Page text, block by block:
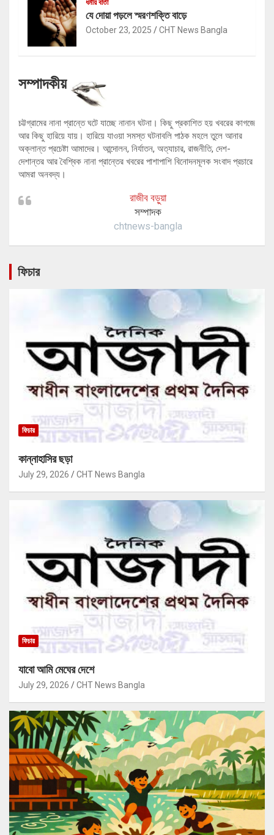
ধর্মীয় বার্তা
যে দোয়া পড়লে স্মরণশক্তি বাড়ে
October 23, 2025 CHT News Bangla
সম্পাদকীয়
চট্টগ্রামের নানা প্রান্তে ঘটে যাচ্ছে নানান ঘটনা। কিছু প্রকাশিত হয় খবরের কাগজে
আর কিছু হারিয়ে যায়। হারিয়ে যাওয়া সমস্ত ঘটনাবলি পাঠক মহলে তুলে আনার
অক্লান্ত প্রচেষ্টা আমাদের। আন্দোলন, নির্যাতন, অত্যাচার, রাজনীতি, দেশ-
দেশান্তর আর বৈশ্বিক নানা প্রান্তের খবরের পাশাপাশি বিনোদনমূলক সংবাদ প্রচারে
আমরা অনবদ্য।
রাজীব বড়ুয়া
সম্পাদক
chtnews-bangla
ফিচার
ফিচার
কান্নাহাসির ছড়া
July 29, 2026 CHT News Bangla
ফিচার
যাবো আমি মেঘের দেশে
July 29, 2026 CHT News Bangla